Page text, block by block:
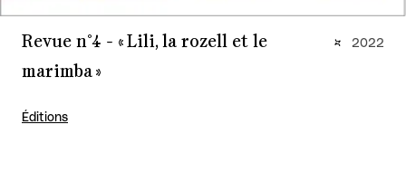
Revue n°4 - « Lili, la rozell et le
marimba »
Éditions
2022